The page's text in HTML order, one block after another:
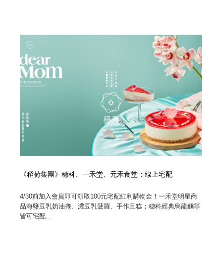
《稻荷集團》穗科、一禾堂、元禾食堂：線上宅配
4/30前加入會員即可領取100元宅配紅利購物金！一禾堂明星商
品海鹽豆乳奶油捲、濃豆乳菠羅、手作旦糕；穗科經典烏龍麵等
皆可宅配...